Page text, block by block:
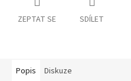
ZEPTAT SE SDÍLET
Popis Diskuze